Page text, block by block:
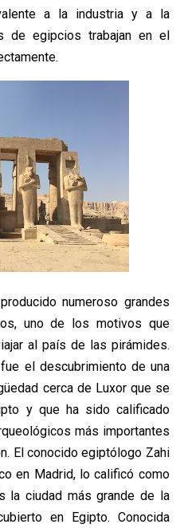
a la industria y a la
de egipcios trabajan en el
numeroso grandes
uno de los motivos que
al país de las pirámides.
el descubrimiento de una
cerca de Luxor que se
y que ha sido calificado
más importantes
El conocido egiptólogo Zahi
en Madrid, lo calificó como
la ciudad más grande de la
en Egipto. Conocida